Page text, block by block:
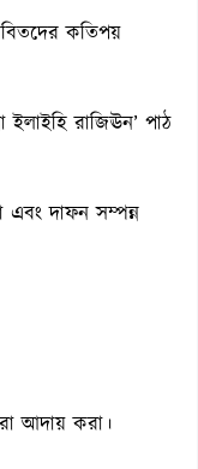
কতিপয়
ইলাইহি রাজিঊন’ পাঠ
এবং দাফন সম্পন্ন
আদায় করা।